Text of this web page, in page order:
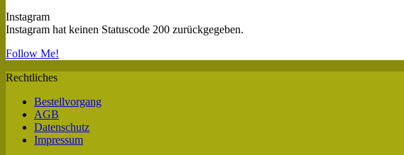
Instagram
Instagram hat keinen Statuscode 200 zurückgegeben.
Follow Me!
Rechtliches
Bestellvorgang
AGB
Datenschutz
Impressum